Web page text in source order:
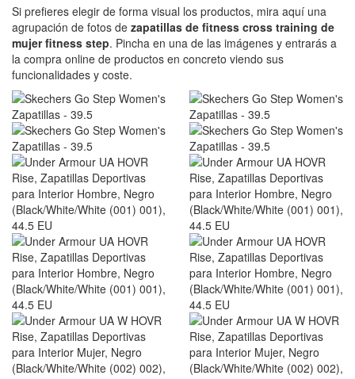
Si prefieres elegir de forma visual los productos, mira aquí una
agrupación de fotos de zapatillas de fitness cross training de
mujer fitness step. Pincha en una de las imágenes y entrarás a
la compra online de productos en concreto viendo sus
funcionalidades y coste.